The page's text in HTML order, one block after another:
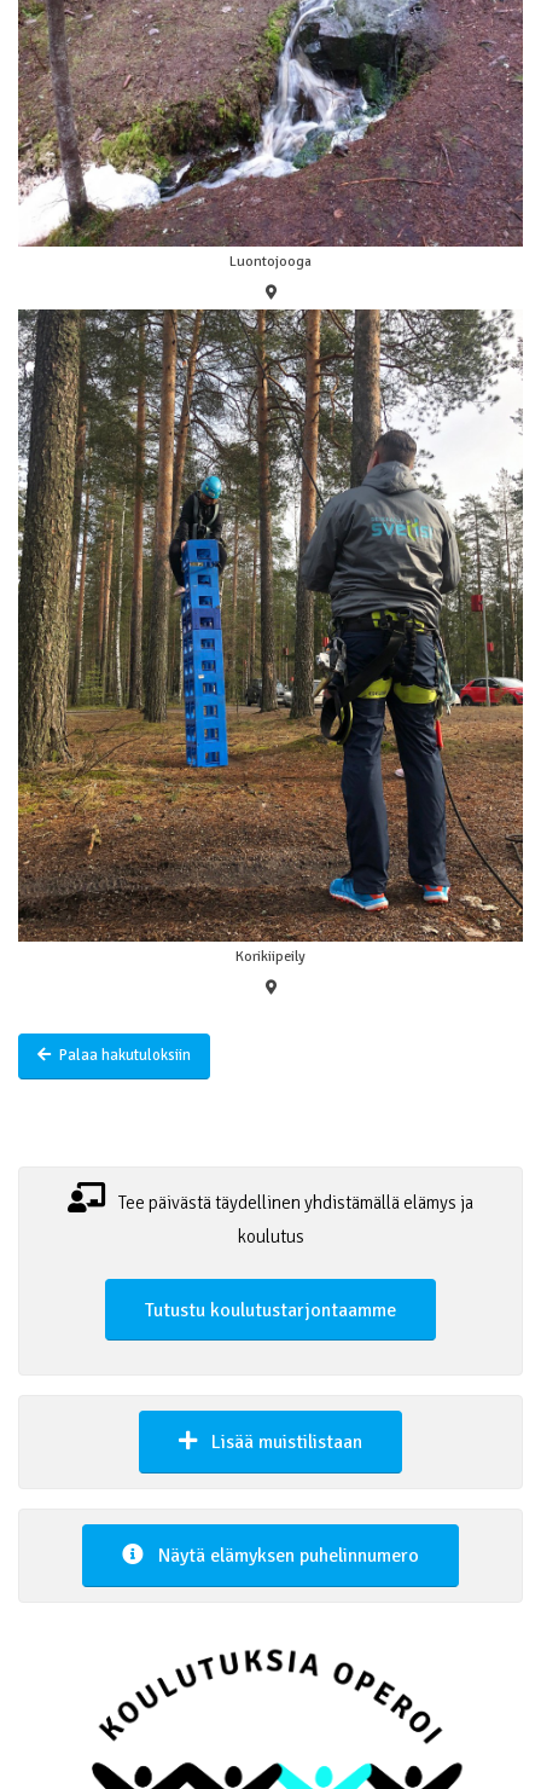
Luontojooga
Korikiipeily
Palaa hakutuloksiin
Tee päivästä täydellinen yhdistämällä elämys ja
koulutus
Tutustu koulutustarjontaamme
Lisää muistilistaan
Näytä elämyksen puhelinnumero